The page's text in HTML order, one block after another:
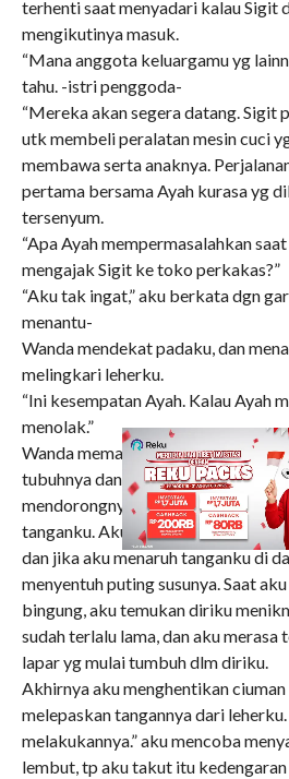
terhenti saat menyadari kalau Sigit
mengikutinya masuk.
“Mana anggota keluargamu yg
tahu. -istri penggoda-
“Mereka akan segera datang. Sigit
utk membeli peralatan mesin cuci
membawa serta anaknya.
pertama bersama Ayah kurasa yg
tersenyum.
“Apa Ayah mempermasalahkan
mengajak Sigit ke toko perkakas?”
“Aku tak ingat,” aku berkata dgn
menantu-
Wanda mendekat padaku, dan
melingkari leherku.
“Ini kesempatan Ayah. Kalau Ayah
menolak.”
Wanda memandangku tepat di
tubuhnya dan menciumku lama dan
mendorongnya, tp aku tak tahu
tanganku. Aku tak mau menyentuh
dan jika aku menaruh tanganku di
menyentuh puting susunya. Saat
bingung, aku temukan diriku
sudah terlalu lama, dan aku merasa
lapar yg mulai tumbuh dlm diriku.
Akhirnya aku menghentikan
melepaskan tangannya dari
melakukannya.” aku mencoba
lembut, tp aku takut itu